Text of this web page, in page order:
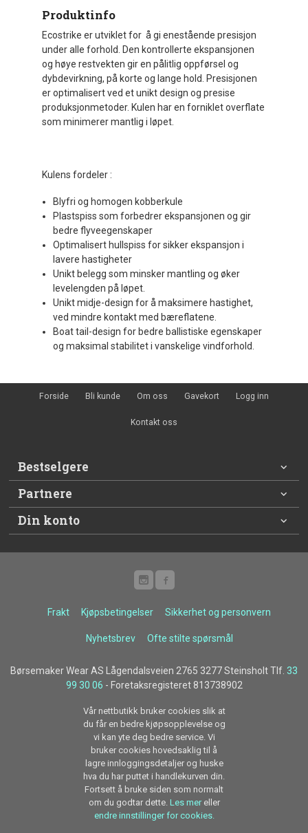
Produktinfo
Ecostrike er utviklet for å gi enestående presisjon
under alle forhold. Den kontrollerte ekspansjonen
og høye restvekten gir en pålitlig oppførsel og
dybdevirkning, på korte og lange hold. Presisjonen
er optimalisert ved et unikt design og presise
produksjonmetoder. Kulen har en forniklet overflate
som minimerer mantlig i løpet.
Kulens fordeler :
Blyfri og homogen kobberkule
Plastspiss som forbedrer ekspansjonen og gir
bedre flyveegenskaper
Optimalisert hullspiss for sikker ekspansjon i
lavere hastigheter
Unikt belegg som minsker mantling og øker
levelengden på løpet.
Unikt midje-design for å maksimere hastighet,
ved mindre kontakt med bæreflatene.
Boat tail-design for bedre ballistiske egenskaper
og maksimal stabilitet i vanskelige vindforhold.
Forside Bli kunde Om oss Gavekort Logg inn
Kontakt oss
Bestselgere
Partnere
Din konto
Frakt Kjøpsbetingelser Sikkerhet og personvern
Nyhetsbrev Ofte stilte spørsmål
Børsemaker Wear AS Lågendalsveien 2765 3277 Steinsholt Tlf. 33
99 30 06 - Foretaksregisteret 813738902
Vår nettbutikk bruker cookies slik at
du får en bedre kjøpsopplevelse og
vi kan yte deg bedre service. Vi
bruker cookies hovedsaklig til å
lagre innloggingsdetaljer og huske
hva du har puttet i handlekurven din.
Fortsett å bruke siden som normalt
om du godtar dette. Les mer eller
endre innstillinger for cookies.